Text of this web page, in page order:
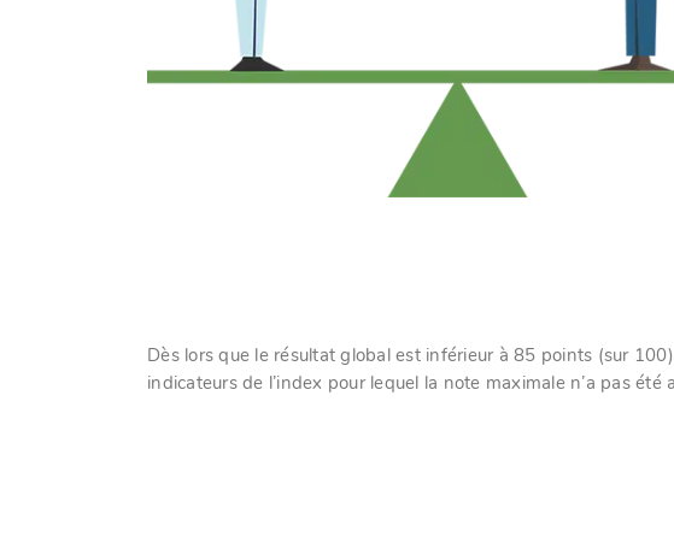
Dès lors que le résultat global est inférieur à 85 points (sur
indicateurs de l’index pour lequel la note maximale n’a pas